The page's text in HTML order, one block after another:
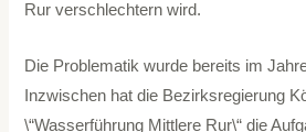
Rur verschlechtern wird.
Die Problematik wurde bereits im
Inzwischen hat die Bezirksregierung
\“Wasserführung Mittlere Rur\“ die